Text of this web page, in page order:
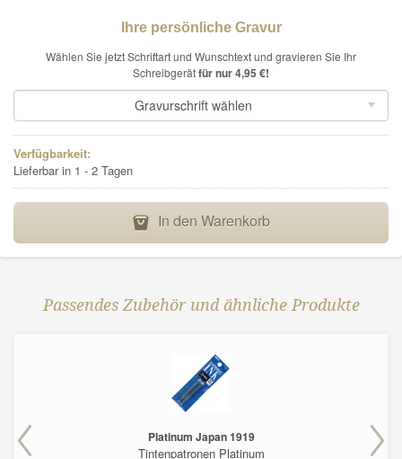
Ihre persönliche Gravur
Wählen Sie jetzt Schriftart und Wunschtext und gravieren Sie Ihr
Schreibgerätfür nur 4,95 €!
Gravurschrift wählen
Verfügbarkeit:
Lieferbar in 1 - 2 Tagen
B In den Warenkorb
Passendes Zubehör und ähnliche Produkte
Platinum Japan 1919
Tintenpatronen Platinum